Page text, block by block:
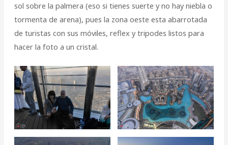
sol sobre la palmera (eso si tienes suerte y no hay niebla o
tormenta de arena), pues la zona oeste esta abarrotada
de turistas con sus móviles, reflex y tripodes listos para
hacer la foto a un cristal.